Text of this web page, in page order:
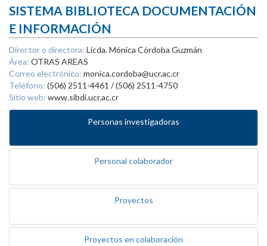
SISTEMA BIBLIOTECA DOCUMENTACIÓN
E INFORMACIÓN
Director o directora: Licda. Mónica Córdoba Guzmán
Área: OTRAS AREAS
Correo electrónico: monica.cordoba@ucr.ac.cr
Teléfono: (506) 2511-4461 / (506) 2511-4750
Sitio web: www.sibdi.ucr.ac.cr
Personas investigadoras
Personal colaborador
Proyectos
Proyectos en colaboración